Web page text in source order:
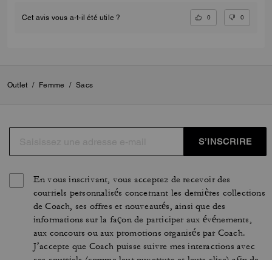
Cet avis vous a-t-il été utile ? 0 0
Outlet / Femme / Sacs
S’INSCRIRE
En vous inscrivant, vous acceptez de recevoir des
courriels personnalisés concernant les dernières collections
de Coach, ses offres et nouveautés, ainsi que des
informations sur la façon de participer aux événements,
aux concours ou aux promotions organisés par Coach.
J’accepte que Coach puisse suivre mes interactions avec